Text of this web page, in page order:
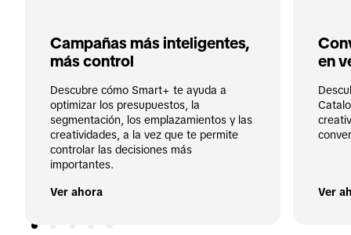
Campañas más inteligentes,
más control
Descubre cómo Smart+ te ayuda a
optimizar los presupuestos, la
segmentación, los emplazamientos y las
creatividades, a la vez que te permite
controlar las decisiones más
importantes.
Ver ahora
en
Ver